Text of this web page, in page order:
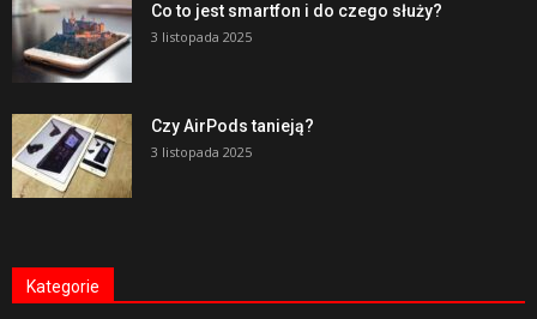
Co to jest smartfon i do czego służy?
3 listopada 2025
Czy AirPods tanieją?
3 listopada 2025
Kategorie